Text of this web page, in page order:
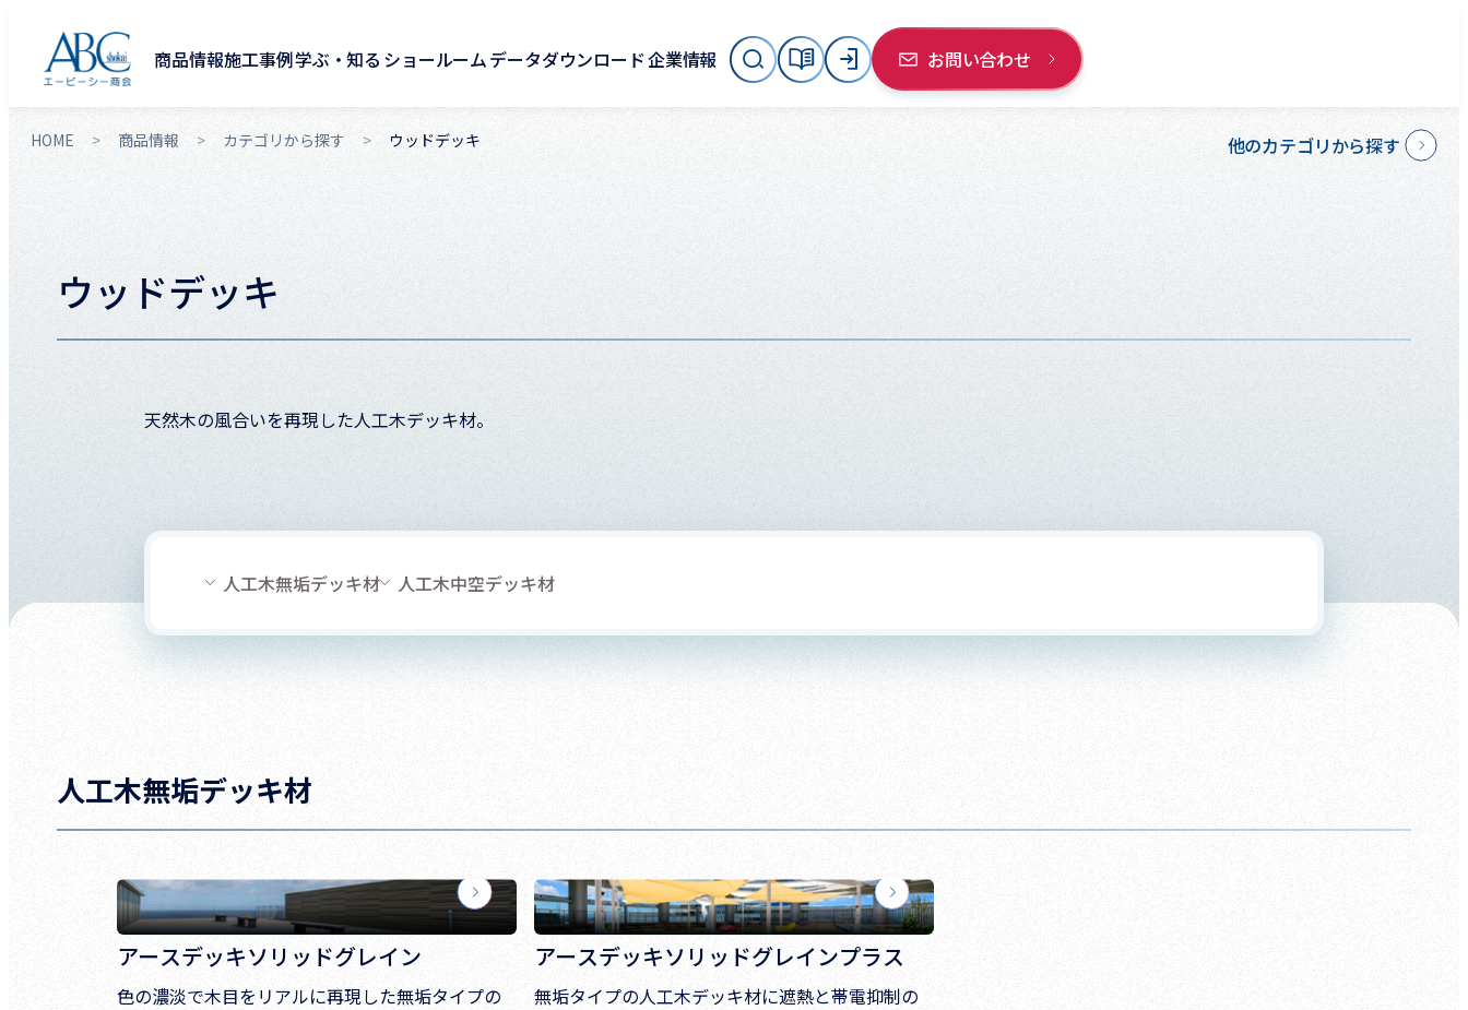
商品情報施工事例学ぶ・知る ショールームデータダウンロード企業情報 お問い合わせ
HOME 商品情報 カテゴリから探す ウッドデッキ 他のカテゴリから探す
ウッドデッキ
天然木の風合いを再現した人工木デッキ材。
人工木無垢デッキ材 人工木中空デッキ材
人工木無垢デッキ材
アースデッキソリッドグレイン
色の濃淡で木目をリアルに再現した無垢タイプの
アースデッキソリッドグレインプラス
無垢タイプの人工木デッキ材に遮熱と帯電抑制の